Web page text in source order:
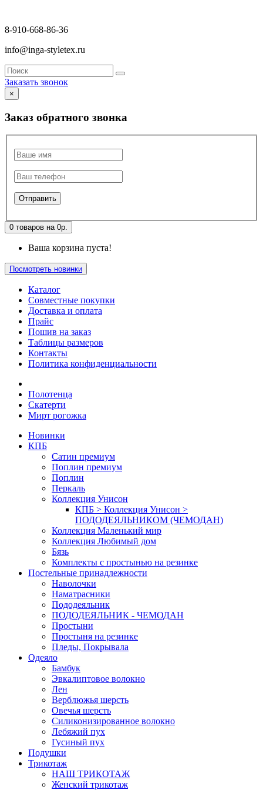
8-910-668-86-36
info@inga-styletex.ru
Заказать звонок
×
Заказ обратного звонка
0 товаров на 0р.
Ваша корзина пуста!
Посмотреть новинки
Каталог
Совместные покупки
Доставка и оплата
Прайс
Пошив на заказ
Таблицы размеров
Контакты
Политика конфиденциальности
Полотенца
Скатерти
Мирт рогожка
Новинки
КПБ
Сатин премиум
Поплин премиум
Поплин
Перкаль
Коллекция Унисон
КПБ > Коллекция Унисон >
ПОДОДЕЯЛЬНИКОМ (ЧЕМОДАН)
Коллекция Маленький мир
Коллекция Любимый дом
Бязь
Комплекты с простынью на резинке
Постельные принадлежности
Наволочки
Наматрасники
Пододеяльник
ПОДОДЕЯЛЬНИК - ЧЕМОДАН
Простыни
Простыня на резинке
Пледы, Покрывала
Одеяло
Бамбук
Эвкалиптовое волокно
Лен
Верблюжья шерсть
Овечья шерсть
Силиконизированное волокно
Лебяжий пух
Гусиный пух
Подушки
Трикотаж
НАШ ТРИКОТАЖ
Женский трикотаж